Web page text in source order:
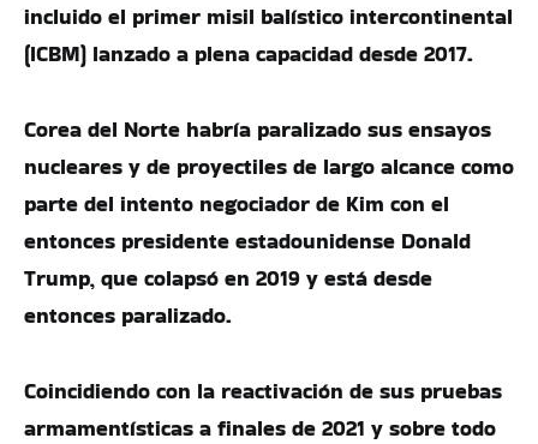
incluido el primer misil balístico intercontinental
(ICBM) lanzado a plena capacidad desde 2017.
Corea del Norte habría paralizado sus ensayos
nucleares y de proyectiles de largo alcance como
parte del intento negociador de Kim con el
entonces presidente estadounidense Donald
Trump, que colapsó en 2019 y está desde
entonces paralizado.
Coincidiendo con la reactivación de sus pruebas
armamentísticas a finales de 2021 y sobre todo